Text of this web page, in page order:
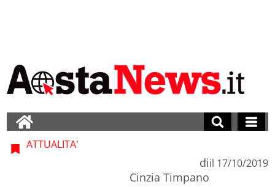
ATTUALITA'
di
Cinzia Timpano
il 17/10/2019